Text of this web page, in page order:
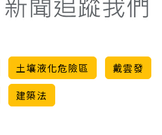
土壤液化危險區
戴雲發
建築法